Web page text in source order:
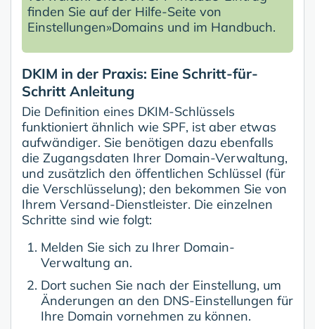
finden Sie auf der Hilfe-Seite von
Einstellungen»Domains und im Handbuch.
DKIM in der Praxis: Eine Schritt-für-
Schritt Anleitung
Die Definition eines DKIM-Schlüssels
funktioniert ähnlich wie SPF, ist aber etwas
aufwändiger. Sie benötigen dazu ebenfalls
die Zugangsdaten Ihrer Domain-Verwaltung,
und zusätzlich den öffentlichen Schlüssel (für
die Verschlüsselung); den bekommen Sie von
Ihrem Versand-Dienstleister. Die einzelnen
Schritte sind wie folgt:
Melden Sie sich zu Ihrer Domain-
Verwaltung an.
Dort suchen Sie nach der Einstellung, um
Änderungen an den DNS-Einstellungen für
Ihre Domain vornehmen zu können.